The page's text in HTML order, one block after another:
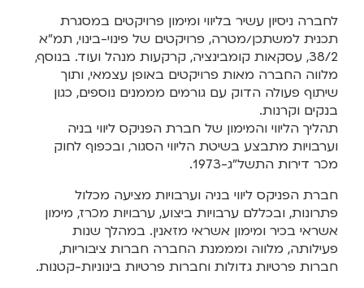
לחברה ניסיון עשיר בליווי ומימון פרויקטים במסגרת
תכנית למשתכן/מטרה, פרויקטים של פינוי-בינוי, תמ"א
38/2, עסקאות קומבינציה, קרקעות מנהל ועוד. בנוסף,
מלווה החברה מאות פרויקטים באופן עצמאי, ותוך
שיתוף פעולה הדוק עם גורמים מממנים נוספים, כגון
בנקים וקרנות.
תהליך הליווי והמימון של חברת הפניקס ליווי בניה
וערבויות מתבצע בשיטת הליווי הסגור, ובכפוף לחוק
מכר דירות התשל"ג-1973.
חברת הפניקס ליווי בניה וערבויות מציעה מכלול
פתרונות, ובכללם ערבויות ביצוע, ערבויות מכרז, מימון
אשראי בכיר ומימון אשראי מזאנין. במהלך שנות
פעילותה, מלווה ומממנת החברה חברות ציבוריות,
חברות פרטיות גדולות וחברות פרטיות בינוניות-קטנות.